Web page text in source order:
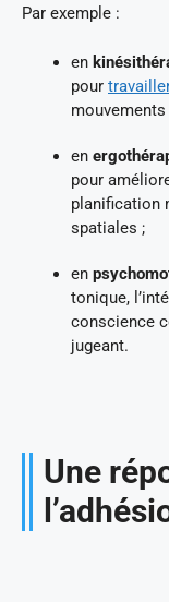
Par exemple :
en
pour
en
pour
planification
spatiales ;
en
tonique,
conscience
jugeant.
Une